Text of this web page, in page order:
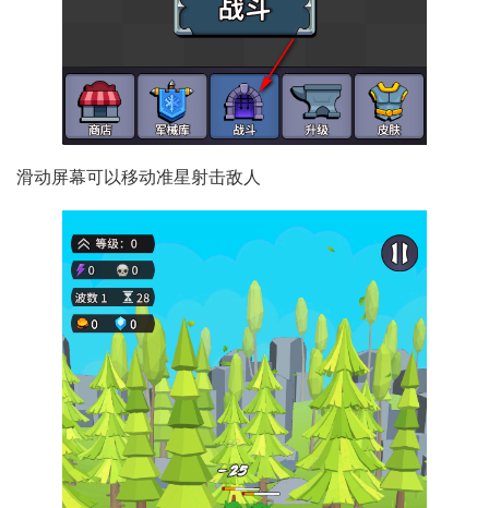
滑动屏幕可以移动准星射击敌人